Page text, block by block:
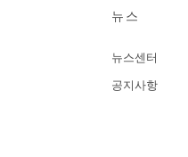
뉴스
뉴스센터
공지사항